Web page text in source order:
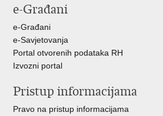
FacebookuTwitteru
e-Građani
e-Građani
e-Savjetovanja
Portal otvorenih podataka RH
Izvozni portal
Pristup informacijama
Pravo na pristup informacijama